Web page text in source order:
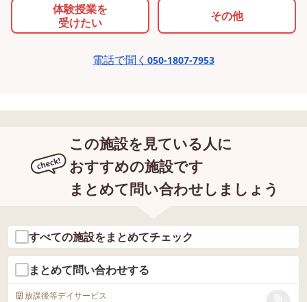
体験授業を
受けたい
その他
電話で聞く 050-1807-7953
この施設を見ている人に
おすすめの施設です
まとめて問い合わせしましょう
すべての施設をまとめてチェック
まとめて問い合わせする
放課後等デイサービス